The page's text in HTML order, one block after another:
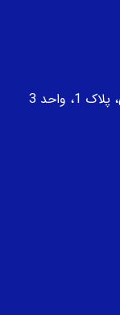
واحد 3